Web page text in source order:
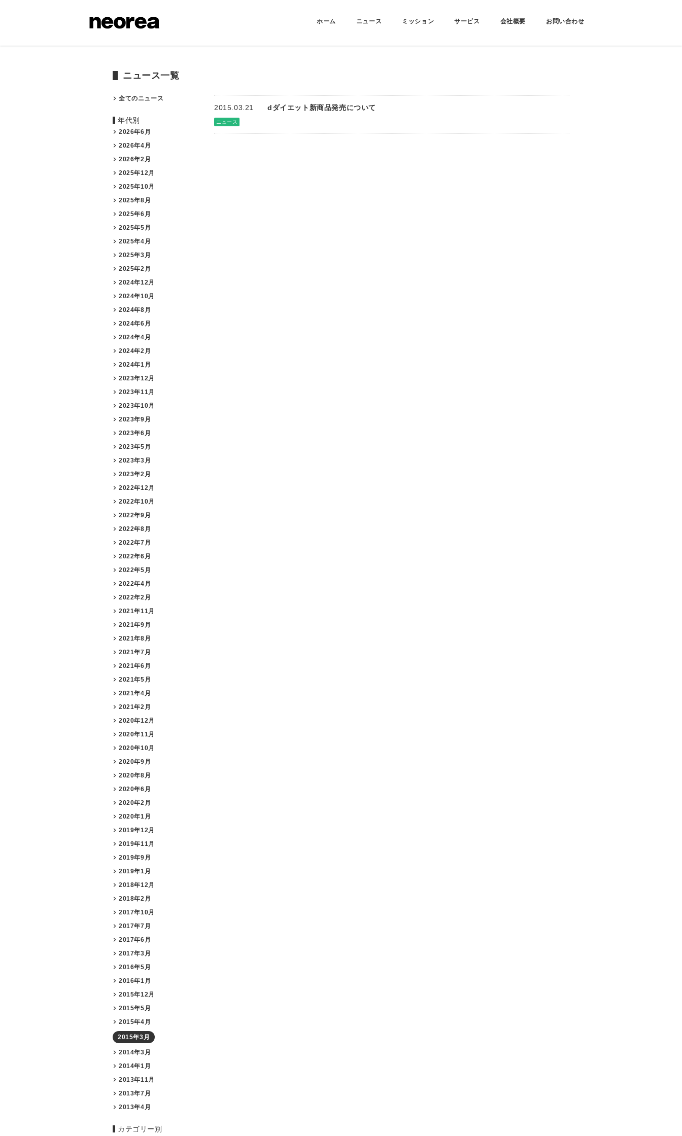
ホーム ニュース ミッション サービス 会社概要 お問い合わせ
ニュース一覧
2015.03.21
ニュース
dダイエット新商品発売について
全てのニュース
年代別
2026年6月
2026年4月
2026年2月
2025年12月
2025年10月
2025年8月
2025年6月
2025年5月
2025年4月
2025年3月
2025年2月
2024年12月
2024年10月
2024年8月
2024年6月
2024年4月
2024年2月
2024年1月
2023年12月
2023年11月
2023年10月
2023年9月
2023年6月
2023年5月
2023年3月
2023年2月
2022年12月
2022年10月
2022年9月
2022年8月
2022年7月
2022年6月
2022年5月
2022年4月
2022年2月
2021年11月
2021年9月
2021年8月
2021年7月
2021年6月
2021年5月
2021年4月
2021年2月
2020年12月
2020年11月
2020年10月
2020年9月
2020年8月
2020年6月
2020年2月
2020年1月
2019年12月
2019年11月
2019年9月
2019年1月
2018年12月
2018年2月
2017年10月
2017年7月
2017年6月
2017年3月
2016年5月
2016年1月
2015年12月
2015年5月
2015年4月
2015年3月
2014年3月
2014年1月
2013年11月
2013年7月
2013年4月
カテゴリー別